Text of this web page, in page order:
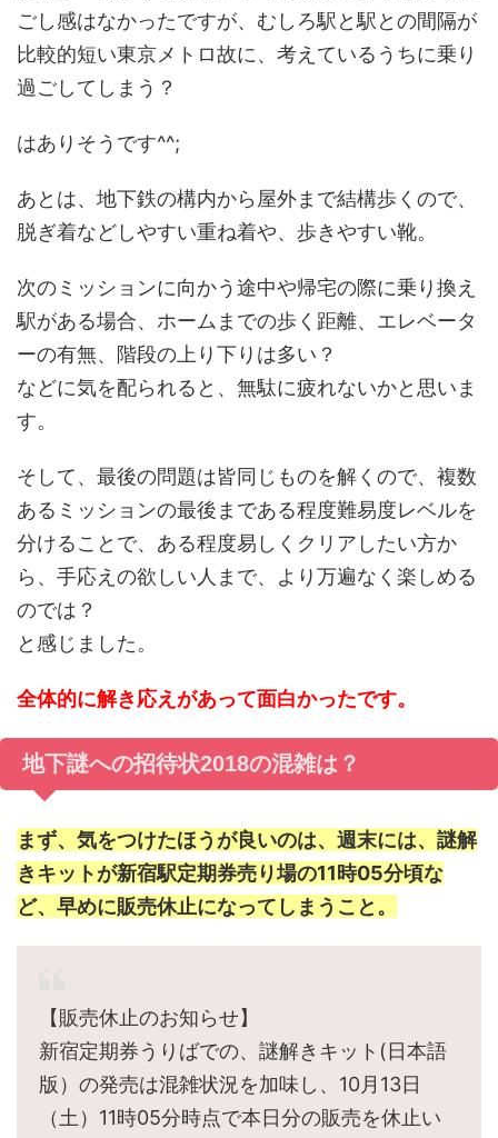
ごし感はなかったですが、むしろ駅と駅との間隔が
比較的短い東京メトロ故に、考えているうちに乗り
過ごしてしまう？
はありそうです^^;
あとは、地下鉄の構内から屋外まで結構歩くので、
脱ぎ着などしやすい重ね着や、歩きやすい靴。
次のミッションに向かう途中や帰宅の際に乗り換え
駅がある場合、ホームまでの歩く距離、エレベータ
ーの有無、階段の上り下りは多い？
などに気を配られると、無駄に疲れないかと思いま
す。
そして、最後の問題は皆同じものを解くので、複数
あるミッションの最後まである程度難易度レベルを
分けることで、ある程度易しくクリアしたい方か
ら、手応えの欲しい人まで、より万遍なく楽しめる
のでは？
と感じました。
全体的に解き応えがあって面白かったです。
地下謎への招待状2018の混雑は？
まず、気をつけたほうが良いのは、週末には、謎解
きキットが新宿駅定期券売り場の11時05分頃な
ど、早めに販売休止になってしまうこと。
【販売休止のお知らせ】
新宿定期券うりばでの、謎解きキット(日本語
版）の発売は混雑状況を加味し、10月13日
（土）11時05分時点で本日分の販売を休止い